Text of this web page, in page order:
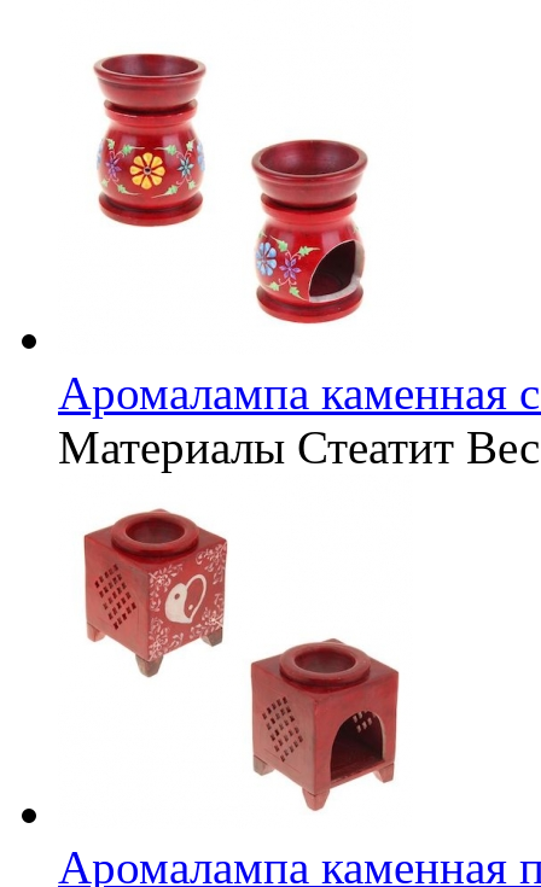
Аромалампа каменная
Материалы Стеатит Вес
Аромалампа каменная